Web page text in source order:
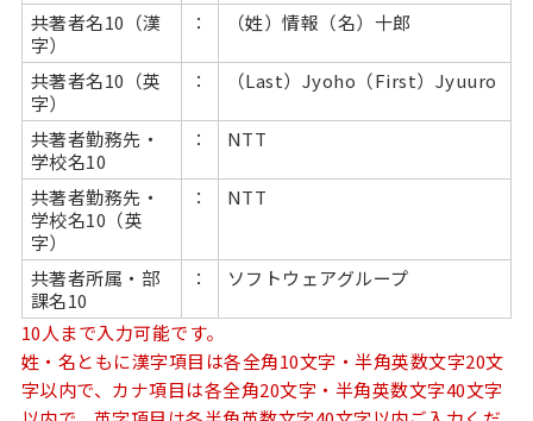
共著者名10（漢
字）
： （姓）情報（名）十郎
共著者名10（英
字）
： （Last）Jyoho（First）Jyuuro
共著者勤務先・
学校名10
： NTT
共著者勤務先・
学校名10（英
字）
： NTT
共著者所属・部
課名10
： ソフトウェアグループ
10人まで入力可能です。
姓・名ともに漢字項目は各全角10文字・半角英数文字20文
字以内で、カナ項目は各全角20文字・半角英数文字40文字